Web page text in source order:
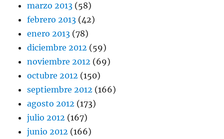
marzo 2013 (58)
febrero 2013 (42)
enero 2013 (78)
diciembre 2012 (59)
noviembre 2012 (69)
octubre 2012 (150)
septiembre 2012 (166)
agosto 2012 (173)
julio 2012 (167)
junio 2012 (166)